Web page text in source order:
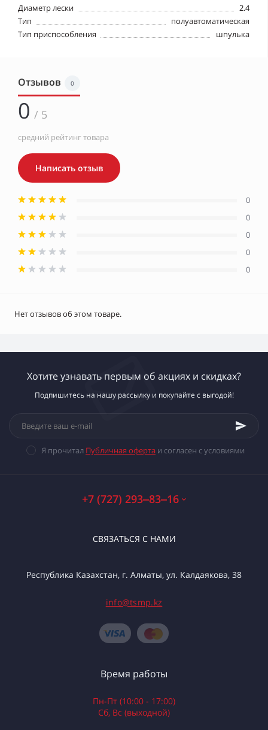
Диаметр лески
2.4
Тип
полуавтоматическая
Тип приспособления
шпулька
Отзывов 0
0 / 5
средний рейтинг товара
Написать отзыв
0
0
0
0
0
Нет отзывов об этом товаре.
Хотите узнавать первым об акциях и скидках?
Подпишитесь на нашу рассылку и покупайте с выгодой!
Я прочитал Публичная оферта и согласен с условиями
+7 (727) 293‒83‒16
СВЯЗАТЬСЯ С НАМИ
Республика Казахстан, г. Алматы, ул. Калдаякова, 38
info@tsmp.kz
Время работы
Пн-Пт (10:00 - 17:00)
Сб, Вс (выходной)